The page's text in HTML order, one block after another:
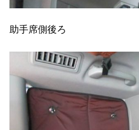
助手席側後ろ